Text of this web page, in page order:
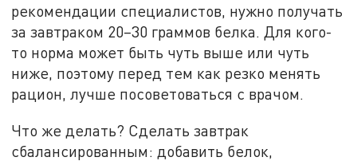
рекомендации специалистов, нужно получать
за завтраком 20–30 граммов белка. Для кого-
то норма может быть чуть выше или чуть
ниже, поэтому перед тем как резко менять
рацион, лучше посоветоваться с врачом.
Что же делать? Сделать завтрак
сбалансированным: добавить белок,